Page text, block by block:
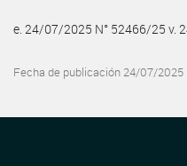
e. 24/07/2025 N° 52466/25 v.
Fecha de publicación 24/07/2025